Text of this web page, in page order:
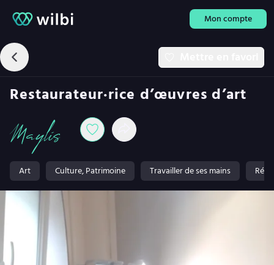
Mon compte
Restaurateur·rice d’œuvres d’art
Maylis
Art Culture, Patrimoine Travailler de ses mains